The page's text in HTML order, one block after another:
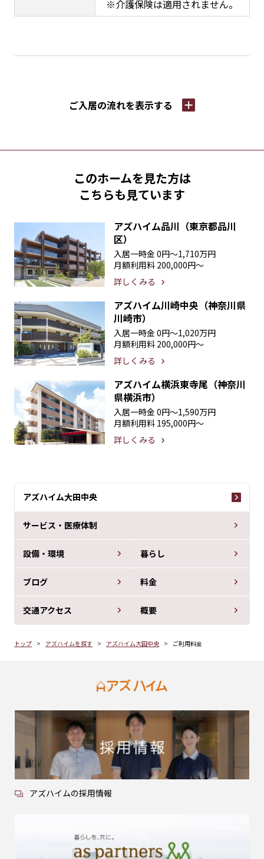
アズハイム大田中央
サービス・医療体制
設備・環境 暮らし
ブログ 料金
交通アクセス 概要
トップ アズハイムを探す アズハイム大田中央 ご利用料金
※介護保険は適用されません。
ご入居の流れを表示する
このホームを見た方は
こちらも見ています
アズハイム品川（東京都品川
区）
入居一時金 0円〜1,710万円
月額利用料 200,000円〜
詳しくみる
アズハイム川崎中央（神奈川県
川崎市）
入居一時金 0円〜1,020万円
月額利用料 200,000円〜
詳しくみる
アズハイム横浜東寺尾（神奈川
県横浜市）
入居一時金 0円〜1,590万円
月額利用料 195,000円〜
詳しくみる
アズハイムの採用情報